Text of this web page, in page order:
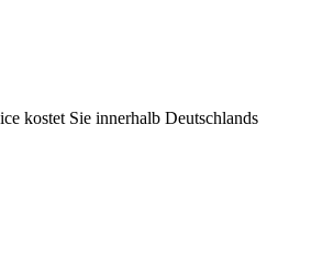
kostet Sie innerhalb Deutschlands